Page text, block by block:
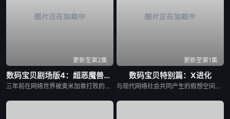
更新至第2集
数码宝贝剧场版4：超恶魔兽的反击
三年前在网络世界被奥米加兽打败的超恶魔兽重生，并不断地产生自己的婴儿期，婴儿期的超恶魔兽通过手机、电脑等入侵现实世界，在现实世界形成数码蛋，最后超恶魔兽出现在现实世界，连最强的奥米加兽被打败。。。。
更新至第1集
数码宝贝特别篇：X进化
与现代网络社会共同产生的假想空间「数码世界」，诞生了数位生命体「数码兽」，主机「世界树」管理这个世界的全部。不过、为了建立新数码世界而要除去发展很久的这个世界的同时、「世界树」发动「Ｘ计划」要除去所有的数码兽…现在，数码世界史上最大的危机逼近了！拥有「Ｘ抗体」的多路兽及它的朋友们，应该如何应对呢？